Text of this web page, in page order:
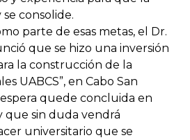
consolide.
parte de esas metas, el Dr.
que se hizo una inversión
la construcción de la
UABCS”, en Cabo San
quede concluida en
que sin duda vendrá
universitario que se